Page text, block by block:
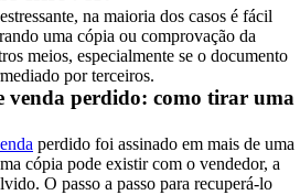
na maioria dos casos é fácil
uma cópia ou comprovação da
meios, especialmente se o documento
por terceiros.
venda perdido: como tirar uma
perdido foi assinado em mais de uma
cópia pode existir com o vendedor, a
O passo a passo para recuperá-lo